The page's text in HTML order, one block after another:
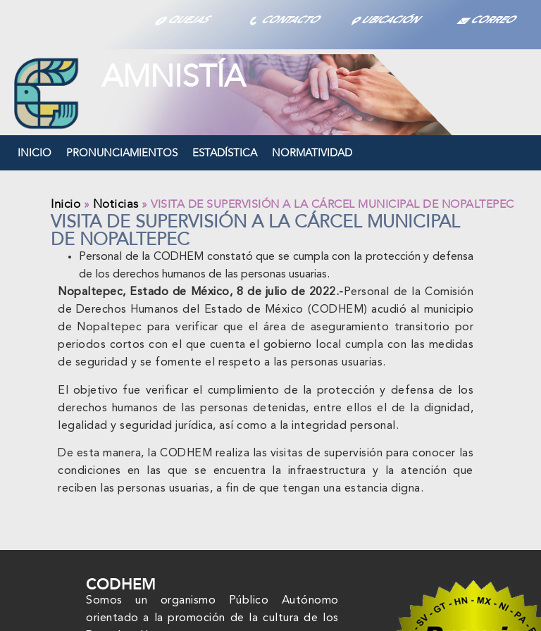
QUEJAS CONTACTO UBICACIÓN CORREO
AMNISTÍA
INICIO PRONUNCIAMIENTOS ESTADÍSTICA NORMATIVIDAD
Inicio » Noticias» VISITA DE SUPERVISIÓN A LA CÁRCEL MUNICIPAL DE NOPALTEPEC
VISITA DE SUPERVISIÓN A LA CÁRCEL MUNICIPAL
DE NOPALTEPEC
Personal de la CODHEM constató que se cumpla con la protección y defensa
de los derechos humanos de las personas usuarias.
Nopaltepec, Estado de México, 8 de julio de 2022.- Personal de la Comisión
de Derechos Humanos del Estado de México (CODHEM) acudió al municipio
de Nopaltepec para verificar que el área de aseguramiento transitorio por
periodos cortos con el que cuenta el gobierno local cumpla con las medidas
de seguridad y se fomente el respeto a las personas usuarias.
El objetivo fue verificar el cumplimiento de la protección y defensa de los
derechos humanos de las personas detenidas, entre ellos el de la dignidad,
legalidad y seguridad jurídica, así como a la integridad personal.
De esta manera, la CODHEM realiza las visitas de supervisión para conocer las
condiciones en las que se encuentra la infraestructura y la atención que
reciben las personas usuarias, a fin de que tengan una estancia digna.
CODHEM
Somos un organismo Público Autónomo
orientado a la promoción de la cultura de los